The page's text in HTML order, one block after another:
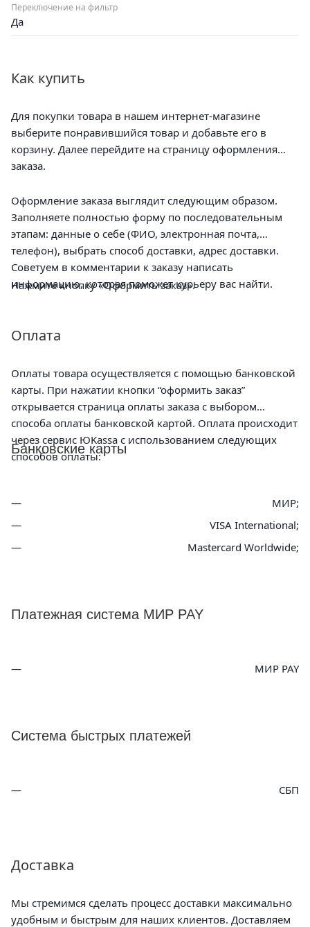
Переключение на фильтр
Да
Как купить
Для покупки товара в нашем интернет-магазине
выберите понравившийся товар и добавьте его в
корзину. Далее перейдите на страницу оформления
заказа.
Оформление заказа выглядит следующим образом.
Заполняете полностью форму по последовательным
этапам: данные о себе (ФИО, электронная почта,
телефон), выбрать способ доставки, адрес доставки.
Советуем в комментарии к заказу написать
информацию, которая поможет курьеру вас найти.
Нажмите кнопку «Оформить заказ».
Оплата
Оплаты товара осуществляется с помощью банковской
карты. При нажатии кнопки “оформить заказ”
открывается страница оплаты заказа с выбором
способа оплаты банковской картой. Оплата происходит
через сервис ЮKassa с использованием следующих
способов оплаты:
Банковские карты
МИР;
VISA International;
Mastercard Worldwide;
Платежная система МИР PAY
МИР PAY
Система быстрых платежей
СБП
Доставка
Мы стремимся сделать процесс доставки максимально
удобным и быстрым для наших клиентов. Доставляем